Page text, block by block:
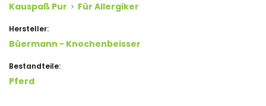
Kauspaß Pur Für Allergiker
Hersteller:
Büermann - Knochenbeisser
Bestandteile:
Pferd